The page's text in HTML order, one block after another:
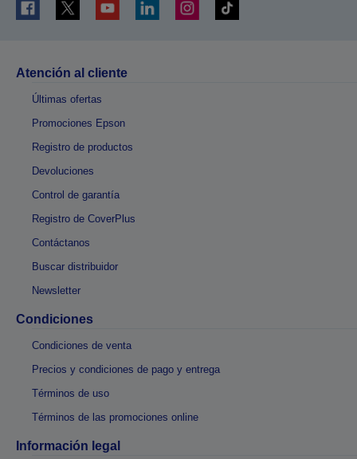
Atención al cliente
Últimas ofertas
Promociones Epson
Registro de productos
Devoluciones
Control de garantía
Registro de CoverPlus
Contáctanos
Buscar distribuidor
Newsletter
Condiciones
Condiciones de venta
Precios y condiciones de pago y entrega
Términos de uso
Términos de las promociones online
Información legal